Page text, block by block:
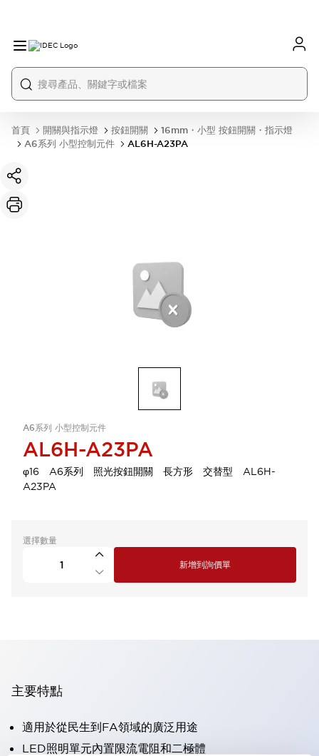
首頁 開關與指示燈 按鈕開關
16mm・小型 按鈕開關・指示燈
A6系列 小型控制元件
AL6H-A23PA
A6系列 小型控制元件
AL6H-A23PA
φ16 A6系列 照光按鈕開關 長方形 交替型 AL6H-
A23PA
選擇數量
新增到詢價單
主要特點
適用於從民生到FA領域的廣泛用途
LED照明單元內置限流電阻和二極體